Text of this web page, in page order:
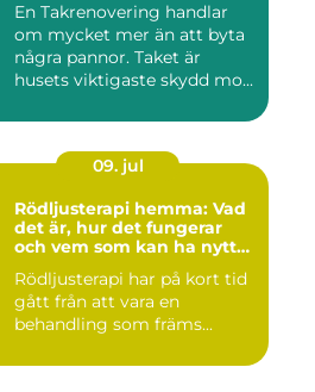
En Takrenovering handlar
om mycket mer än att byta
några pannor. Taket är
husets viktigaste skydd mo...
09. jul
Rödljusterapi hemma: Vad
det är, hur det fungerar
och vem som kan ha nytta
Rödljusterapi har på kort tid
gått från att vara en
behandling som främs...